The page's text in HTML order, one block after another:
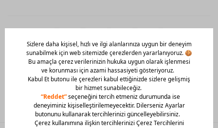
Mobil Uygulamamızı Hemen İndir!